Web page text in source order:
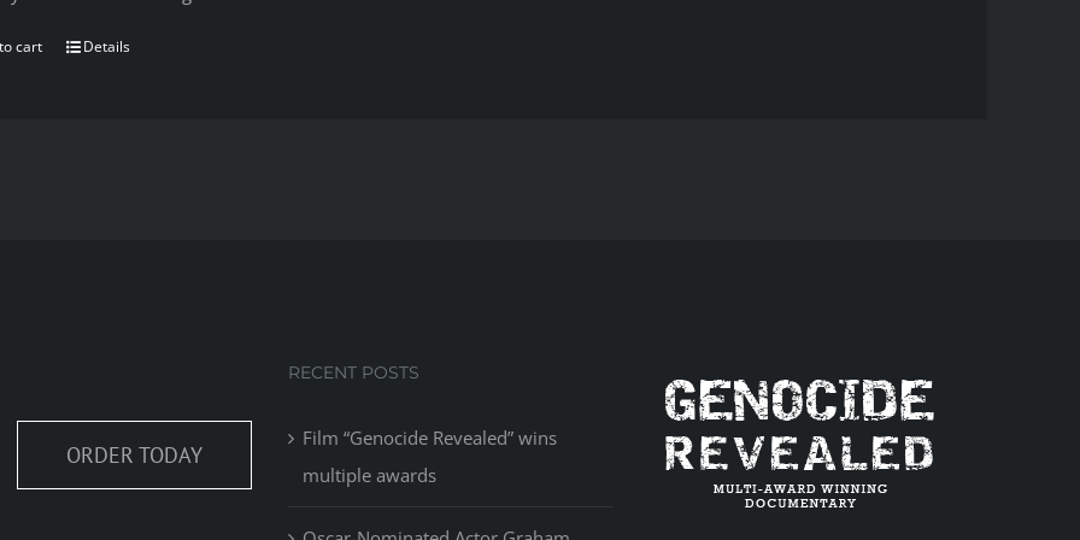
cart Details
ORDER TODAY
RECENT POSTS
Film “Genocide Revealed” wins
multiple awards